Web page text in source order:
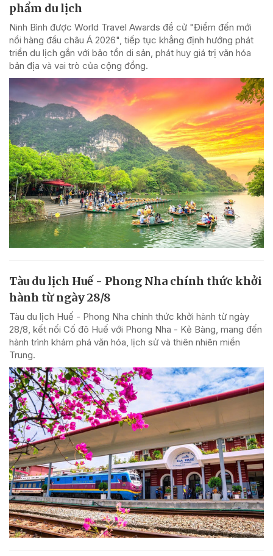
phẩm du lịch
Ninh Bình được World Travel Awards đề cử "Điểm đến mới
nổi hàng đầu châu Á 2026", tiếp tục khẳng định hướng phát
triển du lịch gắn với bảo tồn di sản, phát huy giá trị văn hóa
bản địa và vai trò của cộng đồng.
Tàu du lịch Huế - Phong Nha chính thức khởi
hành từ ngày 28/8
Tàu du lịch Huế - Phong Nha chính thức khởi hành từ ngày
28/8, kết nối Cố đô Huế với Phong Nha - Kẻ Bàng, mang đến
hành trình khám phá văn hóa, lịch sử và thiên nhiên miền
Trung.